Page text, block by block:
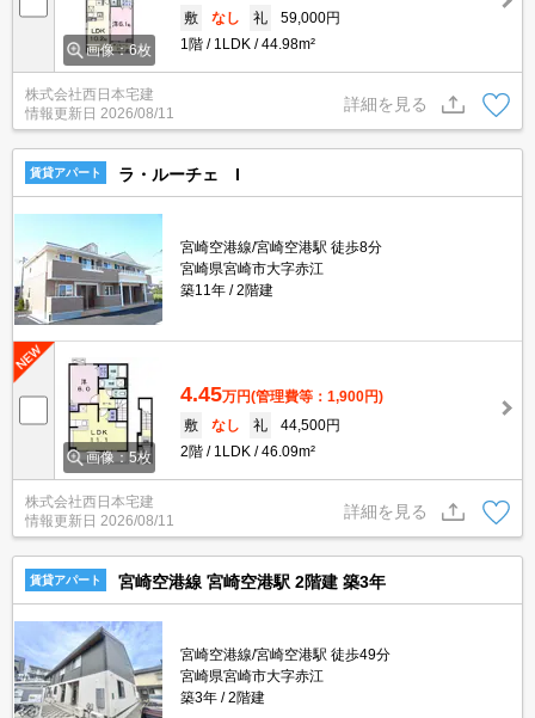
画像：6枚
敷
なし 礼
59,000円
1階
1LDK 44.98m²
株式会社西日本宅建
情報更新日 2026/08/11
詳細を見る
賃貸アパート ラ・ルーチェ I
宮崎空港線/宮崎空港駅 徒歩8分
宮崎県宮崎市大字赤江
築11年
2階建
画像：5枚
4.45万円(管理費等：1,900円)
敷
なし 礼
44,500円
2階
1LDK 46.09m²
株式会社西日本宅建
情報更新日 2026/08/11
詳細を見る
賃貸アパート 宮崎空港線 宮崎空港駅 2階建 築3年
宮崎空港線/宮崎空港駅 徒歩49分
宮崎県宮崎市大字赤江
築3年
2階建